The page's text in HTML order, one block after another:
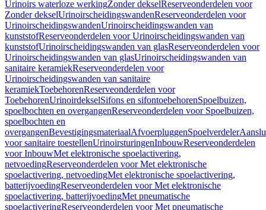
Urinoirs waterloze werkingZonder dekselReserveonderdelen voor
Zonder dekselUrinoirscheidingswandenReserveonderdelen voor
UrinoirscheidingswandenUrinoirscheidingswanden van
kunststofReserveonderdelen voor Urinoirscheidingswanden van
kunststofUrinoirscheidingswanden van glasReserveonderdelen voor
Urinoirscheidingswanden van glasUrinoirscheidingswanden van
sanitaire keramiekReserveonderdelen voor
Urinoirscheidingswanden van sanitaire
keramiekToebehorenReserveonderdelen voor
ToebehorenUrinoirdekselSifons en sifontoebehorenSpoelbuizen,
spoelbochten en overgangenReserveonderdelen voor Spoelbuizen,
spoelbochten en
overgangenBevestigingsmateriaalAfvoerpluggenSpoelverdeler
voor sanitaire toestellenUrinoirsturingenInbouwReserveonderdelen
voor InbouwMet elektronische spoelactivering,
netvoedingReserveonderdelen voor Met elektronische
spoelactivering, netvoedingMet elektronische spoelactivering,
batterijvoedingReserveonderdelen voor Met elektronische
spoelactivering, batterijvoedingMet pneumatische
spoelactiveringReserveonderdelen voor Met pneumatische